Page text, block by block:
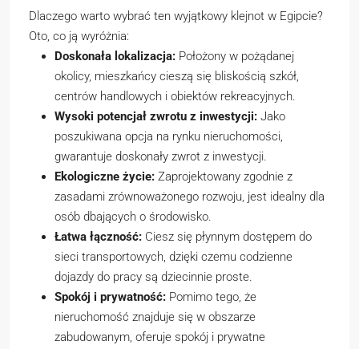
Dlaczego warto wybrać ten wyjątkowy klejnot w Egipcie?
Oto, co ją wyróżnia:
Doskonała lokalizacja: Położony w pożądanej
okolicy, mieszkańcy cieszą się bliskością szkół,
centrów handlowych i obiektów rekreacyjnych.
Wysoki potencjał zwrotu z inwestycji: Jako
poszukiwana opcja na rynku nieruchomości,
gwarantuje doskonały zwrot z inwestycji.
Ekologiczne życie: Zaprojektowany zgodnie z
zasadami zrównoważonego rozwoju, jest idealny dla
osób dbających o środowisko.
Łatwa łączność: Ciesz się płynnym dostępem do
sieci transportowych, dzięki czemu codzienne
dojazdy do pracy są dziecinnie proste.
Spokój i prywatność: Pomimo tego, że
nieruchomość znajduje się w obszarze
zabudowanym, oferuje spokój i prywatne